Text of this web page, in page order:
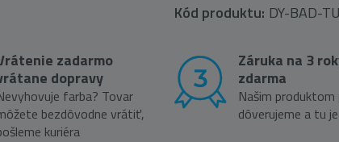
Kód produktu: DY-BAD-
zadarmo
dopravy
farba? Tovar
bezdôvodne vrátiť,
kuriéra
Záruka na 3
zdarma
Našim produktom
dôverujeme a tu